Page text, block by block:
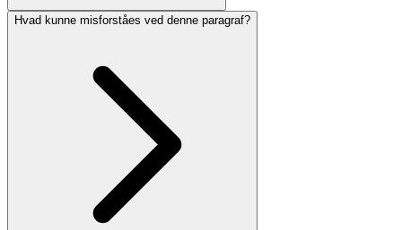
Hvad kunne misforståes ved denne paragraf?